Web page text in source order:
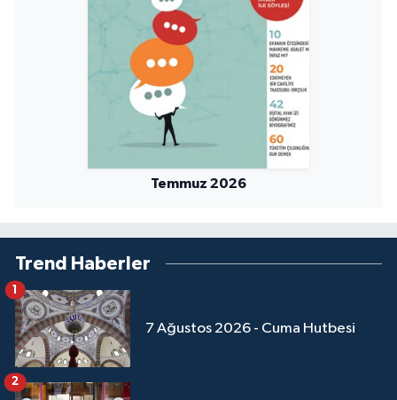
Temmuz 2026
Trend Haberler
7 Ağustos 2026 - Cuma Hutbesi
1
2
Tunceli Müftülüğü
Uşak Müftülüğü
Van Müftülüğü
Yalova Müftülüğü
Yozgat Müftülüğü
Zonguldak Müftülüğü